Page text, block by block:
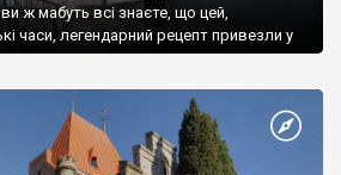
ж мабуть всі знаєте, що цей,
часи, легендарний рецепт привезли у